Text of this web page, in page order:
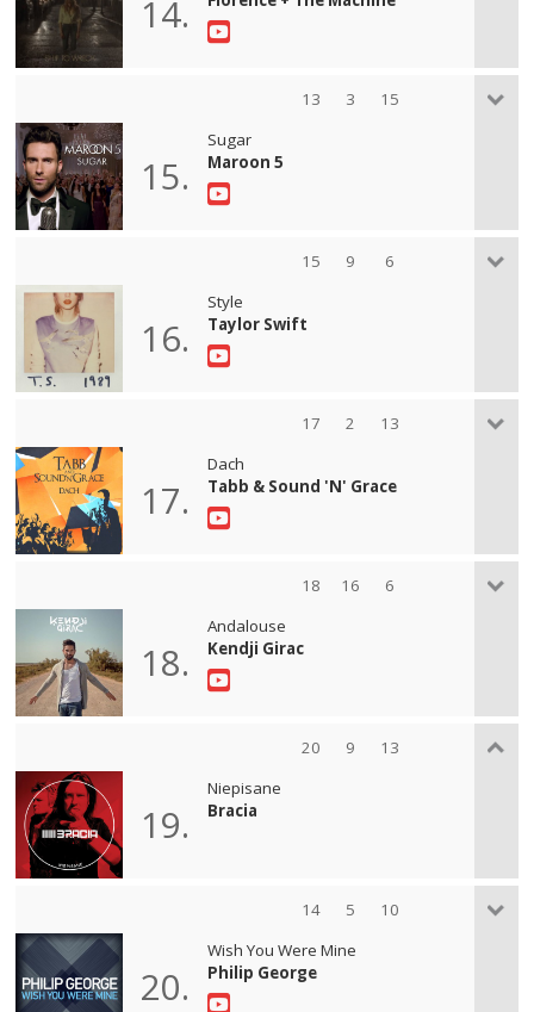
14.
13 3 15
15.
Sugar
Maroon 5
15 9 6
16.
Style
Taylor Swift
17 2 13
17.
Dach
Tabb & Sound 'N' Grace
18 16 6
18.
Andalouse
Kendji Girac
20 9 13
19.
Niepisane
Bracia
14 5 10
20.
Wish You Were Mine
Philip George